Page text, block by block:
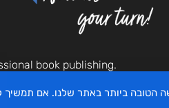
book publishing.
הטובה ביותר באתר שלנו. אם